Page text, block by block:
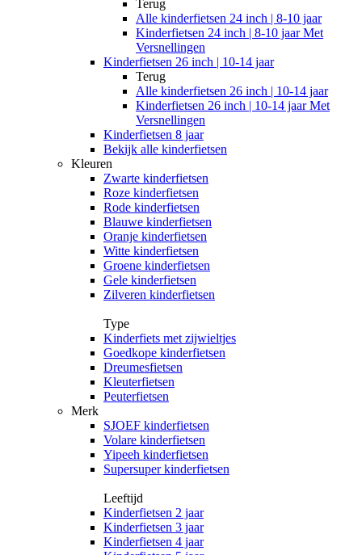
Terug
Alle kinderfietsen 24 inch | 8-10 jaar
Kinderfietsen 24 inch | 8-10 jaar Met
Versnellingen
Kinderfietsen 26 inch | 10-14 jaar
Terug
Alle kinderfietsen 26 inch | 10-14 jaar
Kinderfietsen 26 inch | 10-14 jaar Met
Versnellingen
Kinderfietsen 8 jaar
Bekijk alle kinderfietsen
Kleuren
Zwarte kinderfietsen
Roze kinderfietsen
Rode kinderfietsen
Blauwe kinderfietsen
Oranje kinderfietsen
Witte kinderfietsen
Groene kinderfietsen
Gele kinderfietsen
Zilveren kinderfietsen
Type
Kinderfiets met zijwieltjes
Goedkope kinderfietsen
Dreumesfietsen
Kleuterfietsen
Peuterfietsen
Merk
SJOEF kinderfietsen
Volare kinderfietsen
Yipeeh kinderfietsen
Supersuper kinderfietsen
Leeftijd
Kinderfietsen 2 jaar
Kinderfietsen 3 jaar
Kinderfietsen 4 jaar